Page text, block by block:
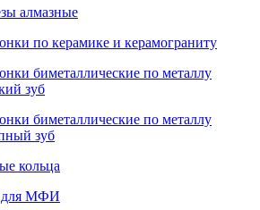
алмазные
по керамике и керамограниту
биметаллические по металлу
зуб
биметаллические по металлу
зуб
кольца
для МФИ